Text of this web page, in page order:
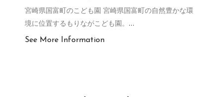
宮崎県国富町のこども園 宮崎県国富町の自然豊かな環
境に位置するもりながこども園。 …
See More Information